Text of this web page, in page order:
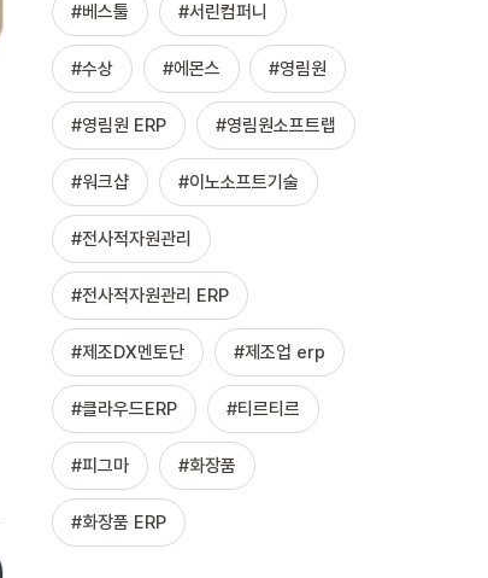
베스툴 서린컴퍼니
수상 에몬스 영림원
영림원 ERP 영림원소프트랩
워크샵 이노소프트기술
전사적자원관리
전사적자원관리 ERP
제조DX멘토단 제조업 erp
클라우드ERP 티르티르
피그마 화장품
화장품 ERP